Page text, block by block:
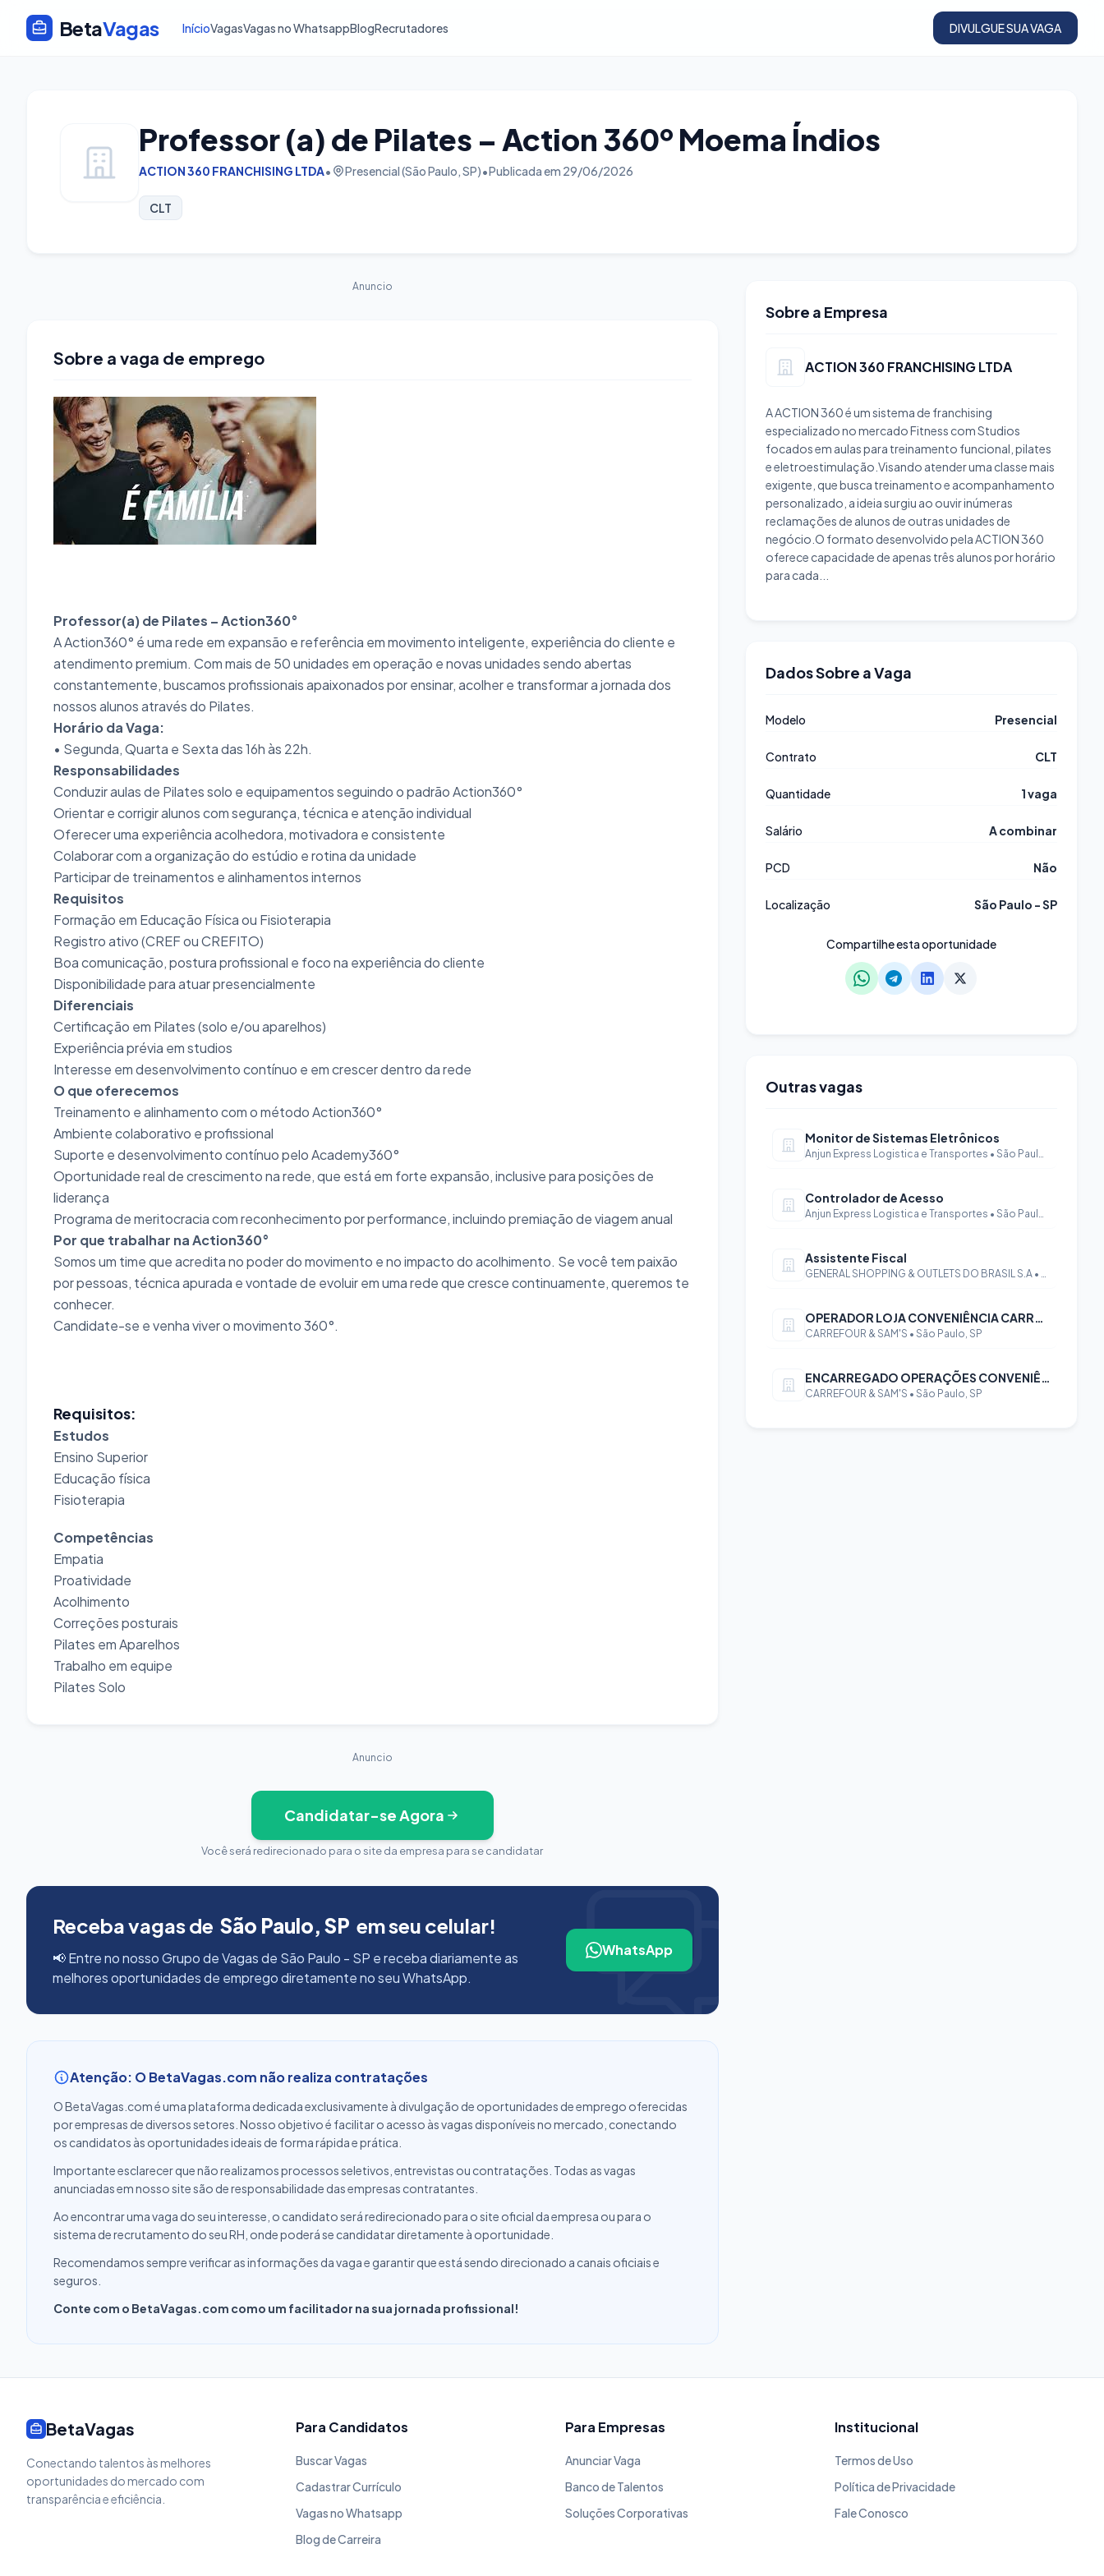
BetaVagas InícioVagasVagas no WhatsappBlogRecrutadores DIVULGUE SUA VAGA
Professor (a) de Pilates – Action 360º Moema Índios
ACTION 360 FRANCHISING LTDA• Presencial (São Paulo, SP)•Publicada em 29/06/2026
CLT
Anuncio
Sobre a vaga de emprego
Professor(a) de Pilates – Action360°
A Action360° é uma rede em expansão e referência em movimento inteligente, experiência do cliente e
atendimento premium. Com mais de 50 unidades em operação e novas unidades sendo abertas
constantemente, buscamos profissionais apaixonados por ensinar, acolher e transformar a jornada dos
nossos alunos através do Pilates.
Horário da Vaga:
• Segunda, Quarta e Sexta das 16h às 22h.
Responsabilidades
Conduzir aulas de Pilates solo e equipamentos seguindo o padrão Action360°
Orientar e corrigir alunos com segurança, técnica e atenção individual
Oferecer uma experiência acolhedora, motivadora e consistente
Colaborar com a organização do estúdio e rotina da unidade
Participar de treinamentos e alinhamentos internos
Requisitos
Formação em Educação Física ou Fisioterapia
Registro ativo (CREF ou CREFITO)
Boa comunicação, postura profissional e foco na experiência do cliente
Disponibilidade para atuar presencialmente
Diferenciais
Certificação em Pilates (solo e/ou aparelhos)
Experiência prévia em studios
Interesse em desenvolvimento contínuo e em crescer dentro da rede
O que oferecemos
Treinamento e alinhamento com o método Action360°
Ambiente colaborativo e profissional
Suporte e desenvolvimento contínuo pelo Academy360°
Oportunidade real de crescimento na rede, que está em forte expansão, inclusive para posições de
liderança
Programa de meritocracia com reconhecimento por performance, incluindo premiação de viagem anual
Por que trabalhar na Action360°
Somos um time que acredita no poder do movimento e no impacto do acolhimento. Se você tem paixão
por pessoas, técnica apurada e vontade de evoluir em uma rede que cresce continuamente, queremos te
conhecer.
Candidate-se e venha viver o movimento 360°.
Requisitos:
Estudos
Ensino Superior
Educação física
Fisioterapia
Competências
Empatia
Proatividade
Acolhimento
Correções posturais
Pilates em Aparelhos
Trabalho em equipe
Pilates Solo
Anuncio
Candidatar-se Agora
Você será redirecionado para o site da empresa para se candidatar
Receba vagas de São Paulo, SP em seu celular!
📢 Entre no nosso Grupo de Vagas de São Paulo - SP e receba diariamente as
melhores oportunidades de emprego diretamente no seu WhatsApp.
WhatsApp
Atenção: O BetaVagas.com não realiza contratações
O BetaVagas.com é uma plataforma dedicada exclusivamente à divulgação de oportunidades de emprego oferecidas
por empresas de diversos setores. Nosso objetivo é facilitar o acesso às vagas disponíveis no mercado, conectando
os candidatos às oportunidades ideais de forma rápida e prática.
Importante esclarecer que não realizamos processos seletivos, entrevistas ou contratações. Todas as vagas
anunciadas em nosso site são de responsabilidade das empresas contratantes.
Ao encontrar uma vaga do seu interesse, o candidato será redirecionado para o site oficial da empresa ou para o
sistema de recrutamento do seu RH, onde poderá se candidatar diretamente à oportunidade.
Recomendamos sempre verificar as informações da vaga e garantir que está sendo direcionado a canais oficiais e
seguros.
Conte com o BetaVagas.com como um facilitador na sua jornada profissional!
Sobre a Empresa
ACTION 360 FRANCHISING LTDA
A ACTION 360 é um sistema de franchising
especializado no mercado Fitness com Studios
focados em aulas para treinamento funcional, pilates
e eletroestimulação.Visando atender uma classe mais
exigente, que busca treinamento e acompanhamento
personalizado, a ideia surgiu ao ouvir inúmeras
reclamações de alunos de outras unidades de
negócio.O formato desenvolvido pela ACTION 360
oferece capacidade de apenas três alunos por horário
para cada...
Dados Sobre a Vaga
Modelo Presencial
Contrato CLT
Quantidade 1 vaga
Salário A combinar
PCD Não
Localização São Paulo - SP
Compartilhe esta oportunidade
Outras vagas
Monitor de Sistemas Eletrônicos
Anjun Express Logistica e Transportes • São Paulo, SP
Controlador de Acesso
Anjun Express Logistica e Transportes • São Paulo, SP
Assistente Fiscal
GENERAL SHOPPING & OUTLETS DO BRASIL S.A • São Paulo, SP
OPERADOR LOJA CONVENIÊNCIA CARREFOUR EXPRESS SANTO ANTONIO
CARREFOUR & SAM'S • São Paulo, SP
ENCARREGADO OPERAÇÕES CONVENIÊNCIA CARREFOUR EXPRESS RAMOS BATISTA
CARREFOUR & SAM'S • São Paulo, SP
BetaVagas
Conectando talentos às melhores
oportunidades do mercado com
transparência e eficiência.
Para Candidatos
Buscar Vagas
Cadastrar Currículo
Vagas no Whatsapp
Blog de Carreira
Para Empresas
Anunciar Vaga
Banco de Talentos
Soluções Corporativas
Institucional
Termos de Uso
Política de Privacidade
Fale Conosco